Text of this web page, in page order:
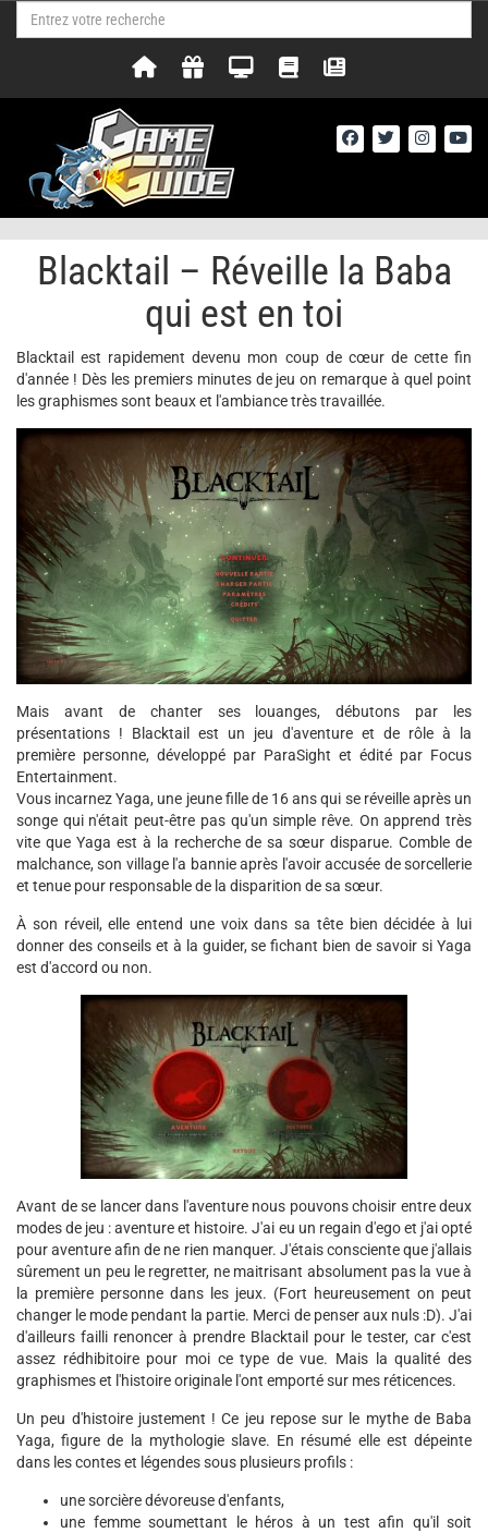
Blacktail – Réveille la Baba
qui est en toi
Blacktail est rapidement devenu mon coup de cœur de cette fin
d'année ! Dès les premiers minutes de jeu on remarque à quel point
les graphismes sont beaux et l'ambiance très travaillée.
Mais avant de chanter ses louanges, débutons par les
présentations ! Blacktail est un jeu d'aventure et de rôle à la
première personne, développé par ParaSight et édité par Focus
Entertainment.
Vous incarnez Yaga, une jeune fille de 16 ans qui se réveille après un
songe qui n'était peut-être pas qu'un simple rêve. On apprend très
vite que Yaga est à la recherche de sa sœur disparue. Comble de
malchance, son village l'a bannie après l'avoir accusée de sorcellerie
et tenue pour responsable de la disparition de sa sœur.
À son réveil, elle entend une voix dans sa tête bien décidée à lui
donner des conseils et à la guider, se fichant bien de savoir si Yaga
est d'accord ou non.
Avant de se lancer dans l'aventure nous pouvons choisir entre deux
modes de jeu : aventure et histoire. J'ai eu un regain d'ego et j'ai opté
pour aventure afin de ne rien manquer. J'étais consciente que j'allais
sûrement un peu le regretter, ne maitrisant absolument pas la vue à
la première personne dans les jeux. (Fort heureusement on peut
changer le mode pendant la partie. Merci de penser aux nuls :D). J'ai
d'ailleurs failli renoncer à prendre Blacktail pour le tester, car c'est
assez rédhibitoire pour moi ce type de vue. Mais la qualité des
graphismes et l'histoire originale l'ont emporté sur mes réticences.
Un peu d'histoire justement ! Ce jeu repose sur le mythe de Baba
Yaga, figure de la mythologie slave. En résumé elle est dépeinte
dans les contes et légendes sous plusieurs profils :
une sorcière dévoreuse d'enfants,
une femme soumettant le héros à un test afin qu'il soit